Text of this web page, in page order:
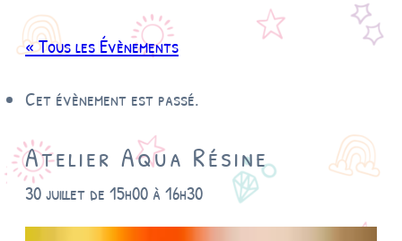
« Tous les Évènements
Cet évènement est passé.
Atelier Aqua Résine
30 juillet de 15h00 à 16h30